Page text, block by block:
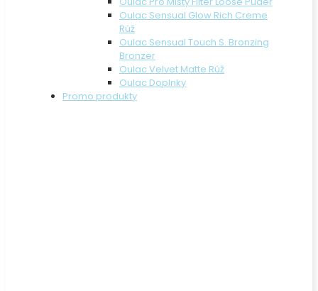
Oulac Sensual Glow Rich Creme
Rúž
Oulac Sensual Touch S. Bronzing
Bronzer
Oulac Velvet Matte Rúž
Oulac Doplnky
Promo produkty